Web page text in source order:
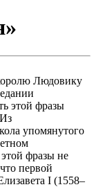
Людовику
этой фразы
упомянутого
фразы не
первой
I (1558–